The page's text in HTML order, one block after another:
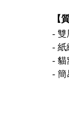
【
- 雙
- 紙
- 貓
- 簡